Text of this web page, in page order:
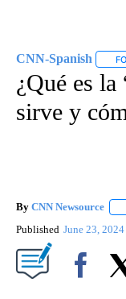
CNN-Spanish
¿Qué es la
sirve y
By CNN Newsource
Published June 23, 2024